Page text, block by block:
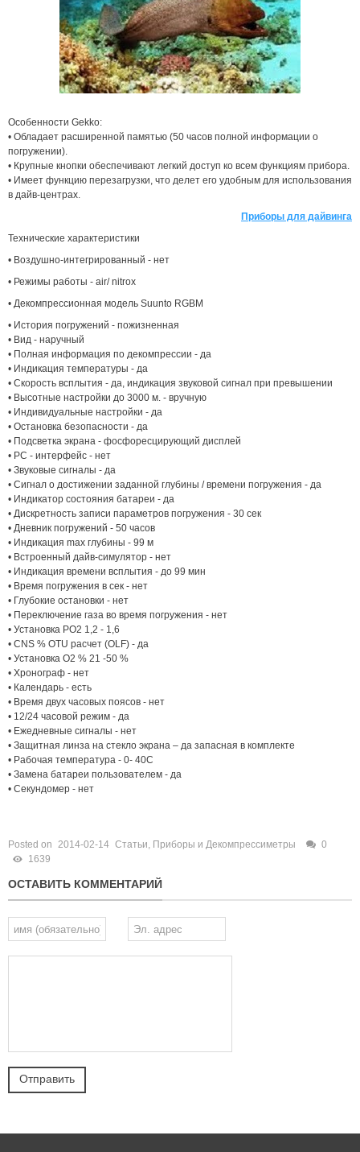
Особенности Gekko:
• Обладает расширенной памятью (50 часов полной информации о
погружении).
• Крупные кнопки обеспечивают легкий доступ ко всем функциям прибора.
• Имеет функцию перезагрузки, что делет его удобным для использования
в дайв-центрах.
Приборы для дайвинга
Технические характеристики
• Воздушно-интегрированный - нет
• Режимы работы - air/ nitrox
• Декомпрессионная модель Suunto RGBM
• История погружений - пожизненная
• Вид - наручный
• Полная информация по декомпрессии - да
• Индикация температуры - да
• Скорость всплытия - да, индикация звуковой сигнал при превышении
• Высотные настройки до 3000 м. - вручную
• Индивидуальные настройки - да
• Остановка безопасности - да
• Подсветка экрана - фосфоресцирующий дисплей
• PC - интерфейс - нет
• Звуковые сигналы - да
• Сигнал о достижении заданной глубины / времени погружения - да
• Индикатор состояния батареи - да
• Дискретность записи параметров погружения - 30 сек
• Дневник погружений - 50 часов
• Индикация max глубины - 99 м
• Встроенный дайв-симулятор - нет
• Индикация времени всплытия - до 99 мин
• Время погружения в сек - нет
• Глубокие остановки - нет
• Переключение газа во время погружения - нет
• Установка PO2 1,2 - 1,6
• CNS % OTU расчет (OLF) - да
• Установка O2 % 21 -50 %
• Хронограф - нет
• Календарь - есть
• Время двух часовых поясов - нет
• 12/24 часовой режим - да
• Ежедневные сигналы - нет
• Защитная линза на стекло экрана – да запасная в комплекте
• Рабочая температура - 0- 40С
• Замена батареи пользователем - да
• Секундомер - нет
Posted on 2014-02-14 Статьи, Приборы и Декомпрессиметры
0
1639
ОСТАВИТЬ КОММЕНТАРИЙ